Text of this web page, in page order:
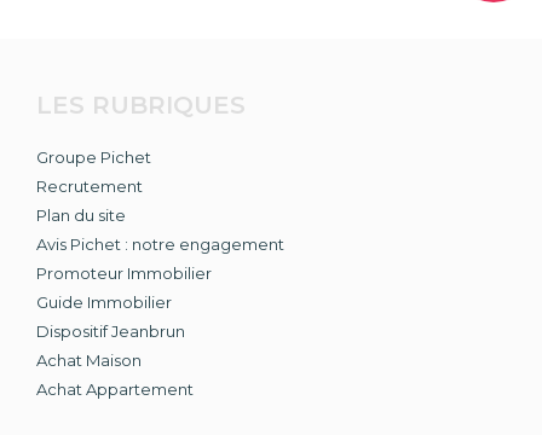
LES RUBRIQUES
Groupe Pichet
Recrutement
Plan du site
Avis Pichet : notre engagement
Promoteur Immobilier
Guide Immobilier
Dispositif Jeanbrun
Achat Maison
Achat Appartement